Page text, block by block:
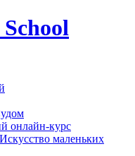
онлайн-курс
маленьких